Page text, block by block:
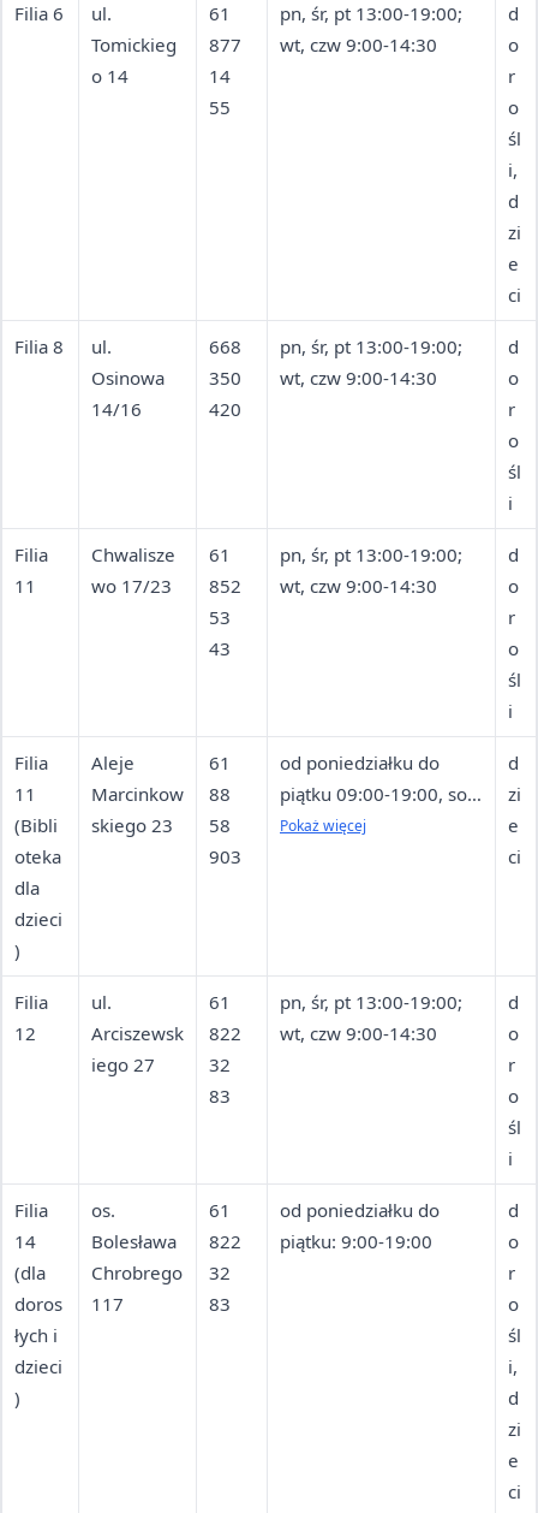
Filia 6
ul.
Tomickieg
o 14
61
877
14
55
pn, śr, pt 13:00-19:00;
wt, czw 9:00-14:30
d
o
r
o
śl
i,
d
zi
e
ci
Filia 8
ul.
Osinowa
14/16
668
350
420
pn, śr, pt 13:00-19:00;
wt, czw 9:00-14:30
d
o
r
o
śl
i
Filia
11
Chwalisze
wo 17/23
61
852
53
43
pn, śr, pt 13:00-19:00;
wt, czw 9:00-14:30
d
o
r
o
śl
i
Filia
11
(Bibli
oteka
dla
dzieci
)
Aleje
Marcinkow
skiego 23
61
88
58
903
od poniedziałku do
piątku 09:00-19:00, sob
10:00-17:00 (soboty
Pokaż więcej
d
zi
e
ci
Filia
12
ul.
Arciszewsk
iego 27
61
822
32
83
pn, śr, pt 13:00-19:00;
wt, czw 9:00-14:30
d
o
r
o
śl
i
Filia
14
(dla
doros
łych i
dzieci
)
os.
Bolesława
Chrobrego
117
61
822
32
83
od poniedziałku do
piątku: 9:00-19:00
d
o
r
o
śl
i,
d
zi
e
ci